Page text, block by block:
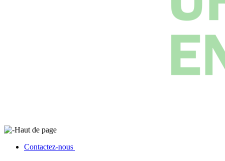
Haut de page
Contactez-nous